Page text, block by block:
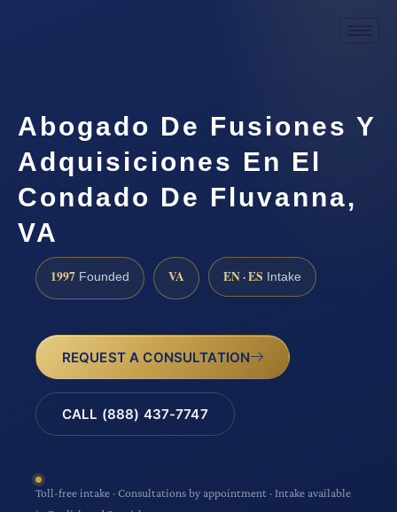
Abogado De Fusiones Y
Adquisiciones En El
Condado De Fluvanna,
VA
1997 Founded VA EN · ES Intake
REQUEST A CONSULTATION
CALL (888) 437-7747
Toll-free intake · Consultations by appointment · Intake available